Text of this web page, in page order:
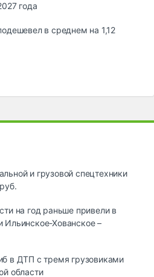
года
в среднем на 1,12
и грузовой спецтехники
на год раньше привели в
Ильинское-Хованское –
в ДТП с тремя грузовиками
области